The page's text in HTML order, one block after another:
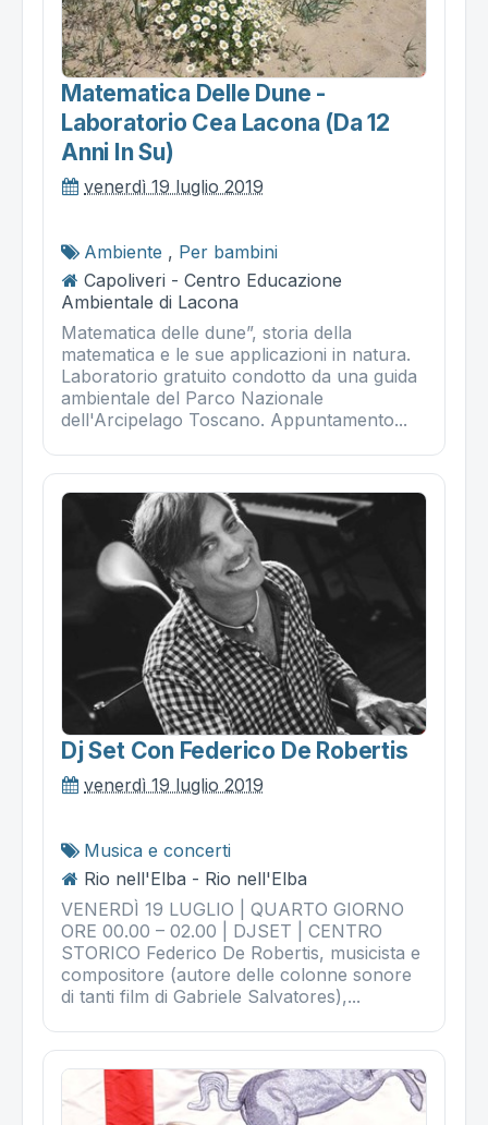
Matematica Delle Dune -
Laboratorio Cea Lacona (da 12
Anni In Su)
venerdì 19 luglio 2019
Ambiente , Per bambini
Capoliveri - Centro Educazione
Ambientale di Lacona
Matematica delle dune”, storia della
matematica e le sue applicazioni in natura.
Laboratorio gratuito condotto da una guida
ambientale del Parco Nazionale
dell'Arcipelago Toscano. Appuntamento...
Dj Set Con Federico De Robertis
venerdì 19 luglio 2019
Musica e concerti
Rio nell'Elba - Rio nell'Elba
VENERDÌ 19 LUGLIO | QUARTO GIORNO
ORE 00.00 – 02.00 | DJSET | CENTRO
STORICO Federico De Robertis, musicista e
compositore (autore delle colonne sonore
di tanti film di Gabriele Salvatores),...